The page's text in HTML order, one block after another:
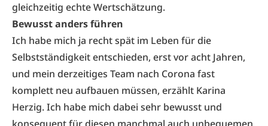
gleichzeitig echte Wertschätzung.
Bewusst anders führen
Ich habe mich ja recht spät im Leben für die
Selbstständigkeit entschieden, erst vor acht Jahren,
und mein derzeitiges Team nach Corona fast
komplett neu aufbauen müssen, erzählt Karina
Herzig. Ich habe mich dabei sehr bewusst und